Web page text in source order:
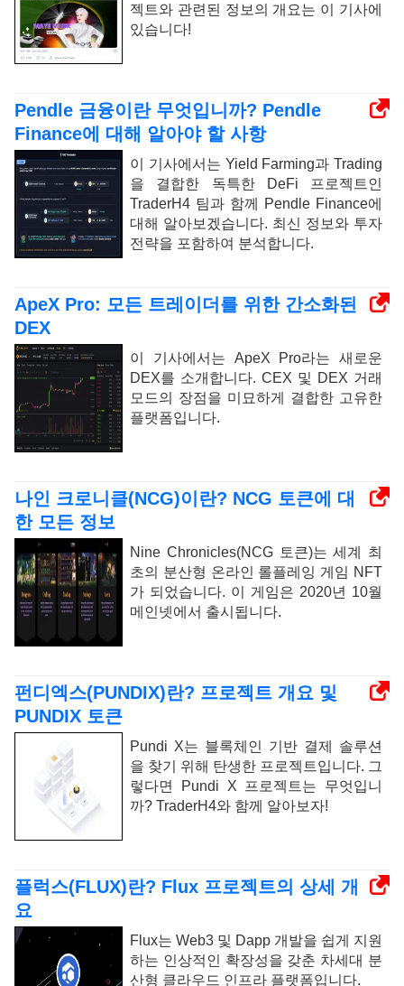
젝트와 관련된 정보의 개요는 이 기사에
있습니다!
Pendle 금융이란 무엇입니까? Pendle
Finance에 대해 알아야 할 사항
이 기사에서는 Yield Farming과 Trading
을 결합한 독특한 DeFi 프로젝트인
TraderH4 팀과 함께 Pendle Finance에
대해 알아보겠습니다. 최신 정보와 투자
전략을 포함하여 분석합니다.
ApeX Pro: 모든 트레이더를 위한 간소화된
DEX
이 기사에서는 ApeX Pro라는 새로운
DEX를 소개합니다. CEX 및 DEX 거래
모드의 장점을 미묘하게 결합한 고유한
플랫폼입니다.
나인 크로니클(NCG)이란? NCG 토큰에 대
한 모든 정보
Nine Chronicles(NCG 토큰)는 세계 최
초의 분산형 온라인 롤플레잉 게임 NFT
가 되었습니다. 이 게임은 2020년 10월
메인넷에서 출시됩니다.
펀디엑스(PUNDIX)란? 프로젝트 개요 및
PUNDIX 토큰
Pundi X는 블록체인 기반 결제 솔루션
을 찾기 위해 탄생한 프로젝트입니다. 그
렇다면 Pundi X 프로젝트는 무엇입니
까? TraderH4와 함께 알아보자!
플럭스(FLUX)란? Flux 프로젝트의 상세 개
요
Flux는 Web3 및 Dapp 개발을 쉽게 지원
하는 인상적인 확장성을 갖춘 차세대 분
산형 클라우드 인프라 플랫폼입니다.